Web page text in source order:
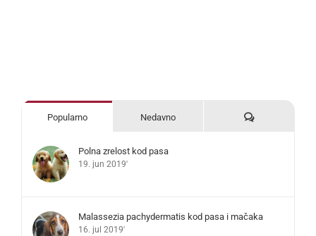
Popularno Nedavno Komentari
Polna zrelost kod pasa
19. jun 2019'
Malassezia pachydermatis kod pasa i mačaka
16. jul 2019'